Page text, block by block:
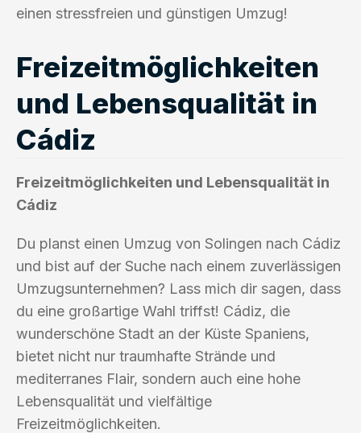
einen stressfreien und günstigen Umzug!
Freizeitmöglichkeiten
und Lebensqualität in
Cádiz
Freizeitmöglichkeiten und Lebensqualität in
Cádiz
Du planst einen Umzug von Solingen nach Cádiz
und bist auf der Suche nach einem zuverlässigen
Umzugsunternehmen? Lass mich dir sagen, dass
du eine großartige Wahl triffst! Cádiz, die
wunderschöne Stadt an der Küste Spaniens,
bietet nicht nur traumhafte Strände und
mediterranes Flair, sondern auch eine hohe
Lebensqualität und vielfältige
Freizeitmöglichkeiten.